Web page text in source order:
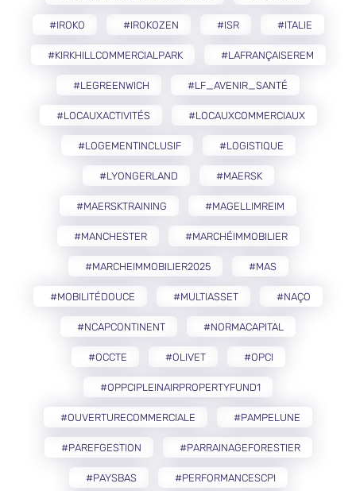
#IROKO #IROKOZEN #ISR #ITALIE
#KIRKHILLCOMMERCIALPARK #LAFRANÇAISEREM
#LEGREENWICH #LF_AVENIR_SANTÉ
#LOCAUXACTIVITÉS #LOCAUXCOMMERCIAUX
#LOGEMENTINCLUSIF #LOGISTIQUE
#LYONGERLAND #MAERSK
#MAERSKTRAINING #MAGELLIMREIM
#MANCHESTER #MARCHÉIMMOBILIER
#MARCHEIMMOBILIER2025 #MAS
#MOBILITÉDOUCE #MULTIASSET #NAÇO
#NCAPCONTINENT #NORMACAPITAL
#OCCTE #OLIVET #OPCI
#OPPCIPLEINAIRPROPERTYFUND1
#OUVERTURECOMMERCIALE #PAMPELUNE
#PAREFGESTION #PARRAINAGEFORESTIER
#PAYSBAS #PERFORMANCESCPI